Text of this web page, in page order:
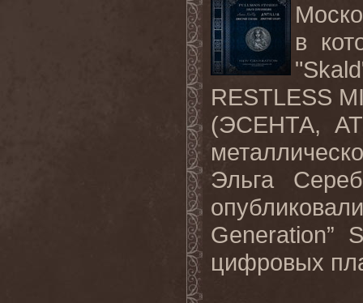
в
RESTLESS
(ЭСЕНТА,
Эльга
Generation”
цифровых